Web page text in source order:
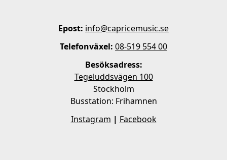
Epost: info@capricemusic.se
Telefonväxel: 08-519 554 00
Besöksadress:
Tegeluddsvägen 100
Stockholm
Busstation: Frihamnen
Instagram | Facebook